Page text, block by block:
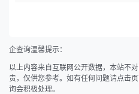
企查询温馨提示：
以上内容来自互联网公开数据，本站不
责，仅供您参考。如有任何问题请点击
询会积极处理。